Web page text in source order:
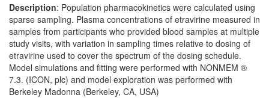
Description: Population pharmacokinetics were calculated using
sparse sampling. Plasma concentrations of etravirine measured in
samples from participants who provided blood samples at multiple
study visits, with variation in sampling times relative to dosing of
etravirine used to cover the spectrum of the dosing schedule.
Model simulations and fitting were performed with NONMEM ®
7.3. (ICON, plc) and model exploration was performed with
Berkeley Madonna (Berkeley, CA, USA)